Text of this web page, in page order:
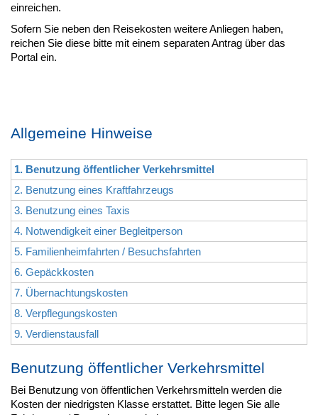
einreichen.
Sofern Sie neben den Reisekosten weitere Anliegen haben,
reichen Sie diese bitte mit einem separaten Antrag über das
Portal ein.
Allgemeine Hinweise
1. Benutzung öffentlicher Verkehrsmittel
2. Benutzung eines Kraftfahrzeugs
3. Benutzung eines Taxis
4. Notwendigkeit einer Begleitperson
5. Familienheimfahrten / Besuchsfahrten
6. Gepäckkosten
7. Übernachtungskosten
8. Verpflegungskosten
9. Verdienstausfall
Benutzung öffentlicher Verkehrsmittel
Bei Benutzung von öffentlichen Verkehrsmitteln werden die
Kosten der niedrigsten Klasse erstattet. Bitte legen Sie alle